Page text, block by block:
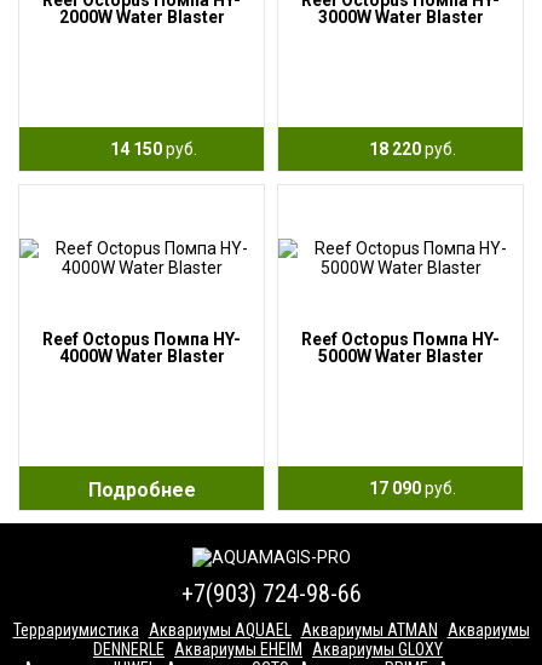
2000W Water Blaster
14 150руб.
3000W Water Blaster
18 220руб.
Reef Octopus Помпа HY-
4000W Water Blaster
Подробнее
Reef Octopus Помпа HY-
5000W Water Blaster
17 090руб.
+7(903) 724-98-66
Террариумистика Аквариумы AQUAEL Аквариумы ATMAN
Аквариумы
DENNERLE
Аквариумы EHEIM
Аквариумы GLOXY